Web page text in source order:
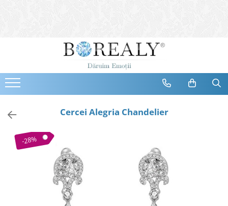
Bijuterii
Cercei
Bratari
Coliere
Brose
Tiare
Bijuterii Femei
Cercei Alegria Chandelier
-28%